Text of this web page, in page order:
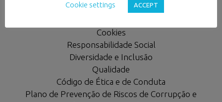
Políticas e Códigos
Cookies
Responsabilidade Social
Diversidade e Inclusão
Qualidade
Código de Ética e de Conduta
Plano de Prevenção de Riscos de Corrupção e
Cookie settings
ACCEPT